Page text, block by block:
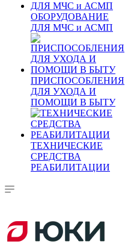
ОБОРУДОВАНИЕ
ДЛЯ МЧС и АСМП
ПРИСПОСОБЛЕНИЯ
ДЛЯ УХОДА И
ПОМОЩИ В БЫТУ
ТЕХНИЧЕСКИЕ
СРЕДСТВА
РЕАБИЛИТАЦИИ